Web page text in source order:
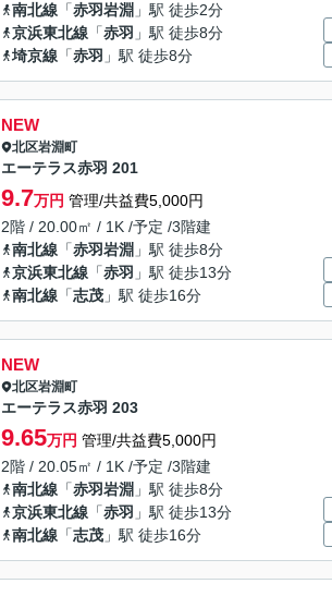
南北線 「赤羽岩淵 」駅 徒歩2分
京浜東北線 「赤羽 」駅 徒歩8分
埼京線 「赤羽 」駅 徒歩8分
NEW
北区岩淵町
エーテラス赤羽 201
9.7万円 管理/共益費5,000円
2階 / 20.00㎡ / 1K /予定 /3階建
南北線 「赤羽岩淵 」駅 徒歩8分
京浜東北線 「赤羽 」駅 徒歩13分
南北線 「志茂 」駅 徒歩16分
NEW
北区岩淵町
エーテラス赤羽 203
9.65万円 管理/共益費5,000円
2階 / 20.05㎡ / 1K /予定 /3階建
南北線 「赤羽岩淵 」駅 徒歩8分
京浜東北線 「赤羽 」駅 徒歩13分
南北線 「志茂 」駅 徒歩16分